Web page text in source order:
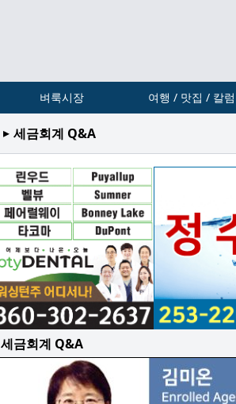
벼룩시장 여행 / 맛집 / 칼럼
▸ 세금회계 Q&A
세금회계 Q&A